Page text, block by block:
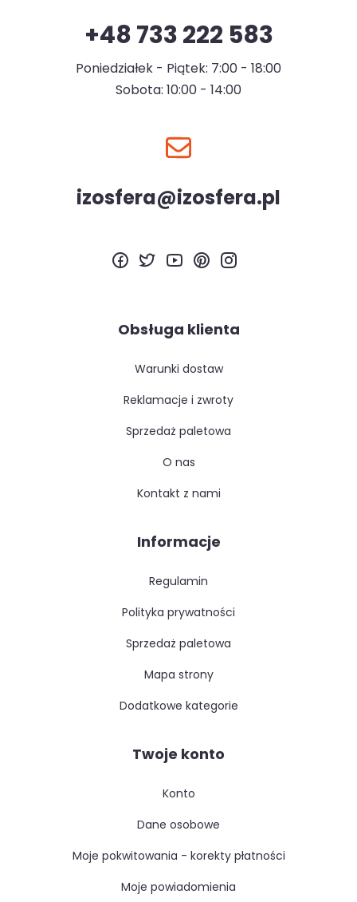
+48 733 222 583
Poniedziałek - Piątek: 7:00 - 18:00
Sobota: 10:00 - 14:00
izosfera@izosfera.pl
Obsługa klienta
warunki dostaw
reklamacje i zwroty
sprzedaż paletowa
o nas
kontakt z nami
Informacje
regulamin
polityka prywatności
sprzedaż paletowa
mapa strony
dodatkowe kategorie
Twoje konto
konto
dane osobowe
moje pokwitowania - korekty płatności
moje powiadomienia